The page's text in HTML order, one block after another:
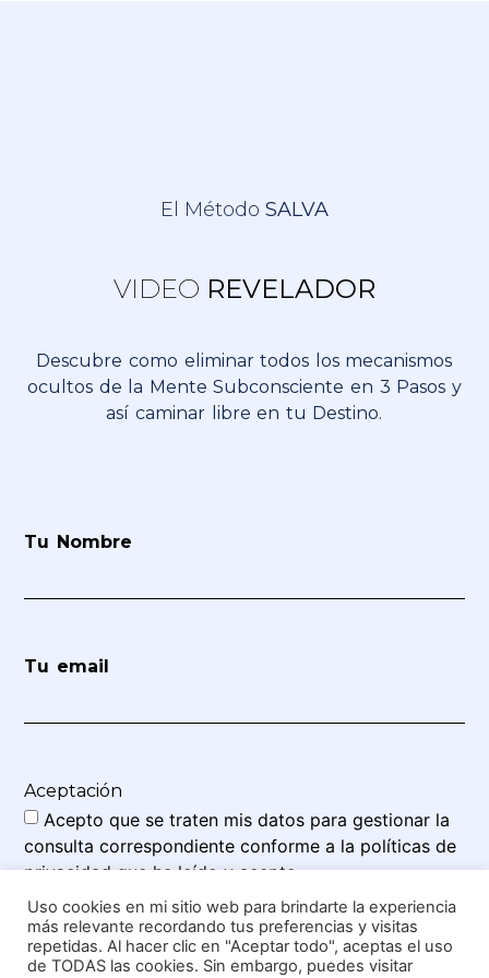
El Método SALVA
VIDEO REVELADOR
Descubre como eliminar todos los mecanismos
ocultos de la Mente Subconsciente en 3 Pasos y
así caminar libre en tu Destino.
Tu Nombre
Tu email
Aceptación
Acepto que se traten mis datos para gestionar la
consulta correspondiente conforme a la políticas de
privacidad que he leído y acepto.
ACCEDER VÍDEO
Uso cookies en mi sitio web para brindarte la experiencia
más relevante recordando tus preferencias y visitas
repetidas. Al hacer clic en "Aceptar todo", aceptas el uso
de TODAS las cookies. Sin embargo, puedes visitar